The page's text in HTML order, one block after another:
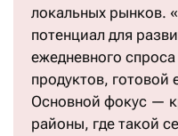
локальных рынков.
потенциал для
ежедневного
продуктов, готовой
Основной фокус —
районы, где такой